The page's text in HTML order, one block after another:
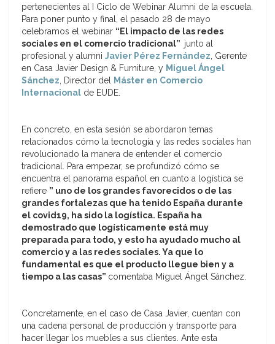
pertenecientes al I Ciclo de Webinar Alumni de la escuela.
Para poner punto y final, el pasado 28 de mayo
celebramos el webinar “El impacto de las redes
sociales en el comercio tradicional” junto al
profesional y alumni Javier Pérez Fernández , Gerente
en Casa Javier Design & Furniture, y Miguel Ángel
Sánchez , Director del Máster en Comercio
Internacional de EUDE.
En concreto, en esta sesión se abordaron temas
relacionados cómo la tecnología y las redes sociales han
revolucionado la manera de entender el comercio
tradicional. Para empezar, se profundizó cómo se
encuentra el panorama español en cuanto a logística se
refiere ” uno de los grandes favorecidos o de las
grandes fortalezas que ha tenido España durante
el covid19, ha sido la logística. España ha
demostrado que logísticamente está muy
preparada para todo, y esto ha ayudado mucho al
comercio y a las redes sociales. Ya que lo
fundamental es que el producto llegue bien y a
tiempo a las casas” comentaba Miguel Ángel Sánchez.
Concretamente, en el caso de Casa Javier, cuentan con
una cadena personal de producción y transporte para
hacer llegar los muebles a sus clientes. Ante esta